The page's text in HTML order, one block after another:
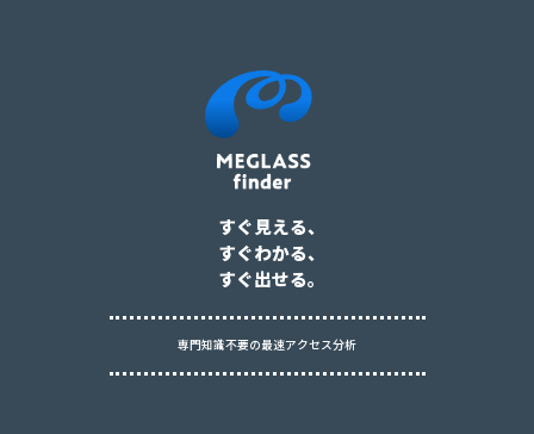
すぐ見える、
すぐわかる、
すぐ出せる。
専門知識不要の最速アクセス分析